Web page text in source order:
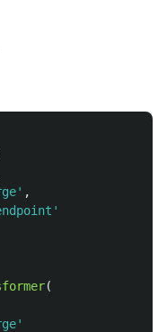
' ,
'
(
'